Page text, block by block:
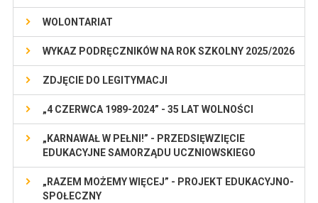
WOLONTARIAT
WYKAZ PODRĘCZNIKÓW NA ROK SZKOLNY 2025/2026
ZDJĘCIE DO LEGITYMACJI
„4 CZERWCA 1989-2024” - 35 LAT WOLNOŚCI
„KARNAWAŁ W PEŁNI!” - PRZEDSIĘWZIĘCIE
EDUKACYJNE SAMORZĄDU UCZNIOWSKIEGO
„RAZEM MOŻEMY WIĘCEJ” - PROJEKT EDUKACYJNO-
SPOŁECZNY